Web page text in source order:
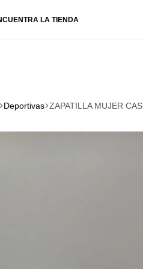
LA TIENDA
Deportivas ZAPATILLA MUJER